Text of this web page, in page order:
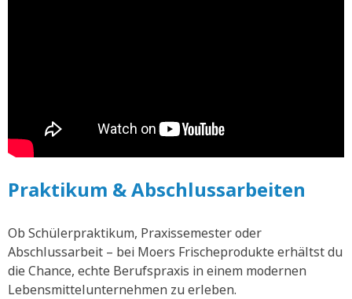
Praktikum & Abschlussarbeiten
Ob Schülerpraktikum, Praxissemester oder
Abschlussarbeit – bei Moers Frischeprodukte erhältst du
die Chance, echte Berufspraxis in einem modernen
Lebensmittelunternehmen zu erleben.